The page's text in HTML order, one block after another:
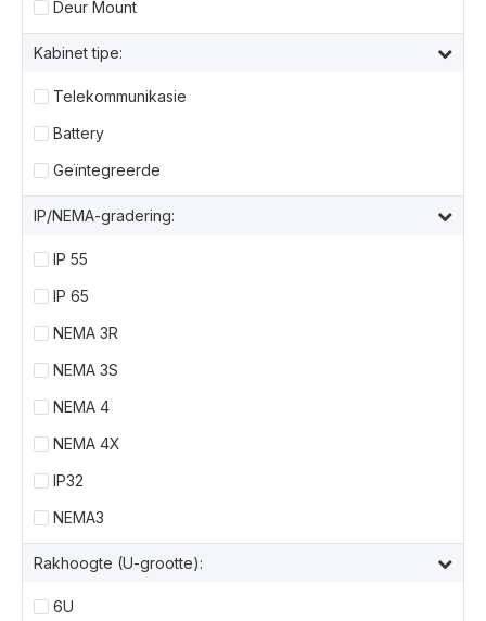
Deur Mount
Kabinet tipe:
Telekommunikasie
Battery
Geïntegreerde
IP/NEMA-gradering:
IP 55
IP 65
NEMA 3R
NEMA 3S
NEMA 4
NEMA 4X
IP32
NEMA3
Rakhoogte (U-grootte):
6U